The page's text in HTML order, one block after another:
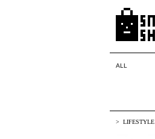
ALL
LIFESTYLE